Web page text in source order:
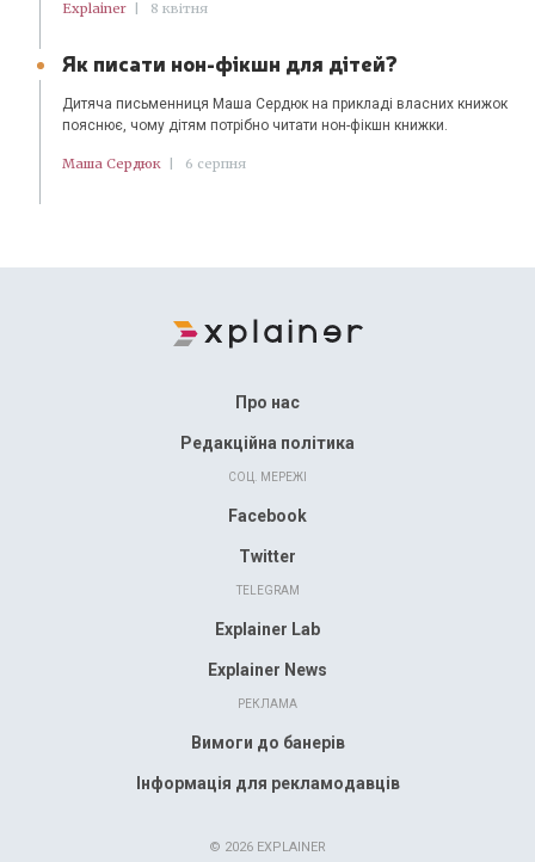
Explainer | 8 квітня
Як писати нон-фікшн для дітей?
Дитяча письменниця Маша Сердюк на прикладі власних книжок
пояснює, чому дітям потрібно читати нон-фікшн книжки.
Маша Сердюк | 6 серпня
Про нас
Редакційна політика
СОЦ. МЕРЕЖІ
Facebook
Twitter
TELEGRAM
Explainer Lab
Explainer News
РЕКЛАМА
Вимоги до банерів
Інформація для рекламодавців
© 2026 EXPLAINER